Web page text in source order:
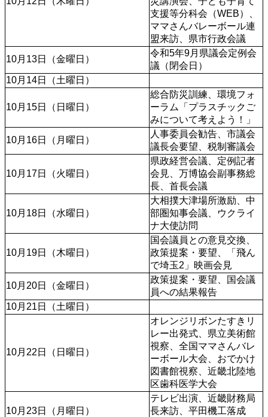
支援等分科会（WEB）、
ママさんバレーボール連
盟来訪、県市行政会議
10月13日（金曜日）
令和5年9月県議会定例会
議（閉会日）
10月14日（土曜日）
10月15日（日曜日）
総合防災訓練、環境フォ
ーラム「プラスチックご
みについて考えよう！」
10月16日（月曜日）
人事委員会勧告、市議会
議長会要望、税制審議会
10月17日（火曜日）
県政経営会議、定例記者
会見、万博協会副事務総
長、首長会議
10月18日（水曜日）
大相撲大津場所激励、中
部圏知事会議、ウクライ
ナ大使訪問
10月19日（木曜日）
国会議員との意見交換、
政策提案・要望、「飛ん
で埼玉2」映画会見
10月20日（金曜日）
政策提案・要望、国会議
員への結果報告
10月21日（土曜日）
10月22日（日曜日）
オレンジリボンたすきリ
レー出発式、県立美術館
視察、全国ママさんバレ
ーボール大会、おでかけ
図書館視察、近畿北陸地
区歯科医学大会
10月23日（月曜日）
テレビ出演、近畿財務局
長来訪、平田機工落成